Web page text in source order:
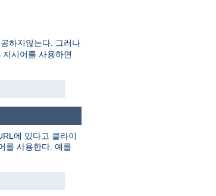
하지않는다. 그러나
지시어를 사용하면
에 있다고 클라이
를 사용한다. 예를